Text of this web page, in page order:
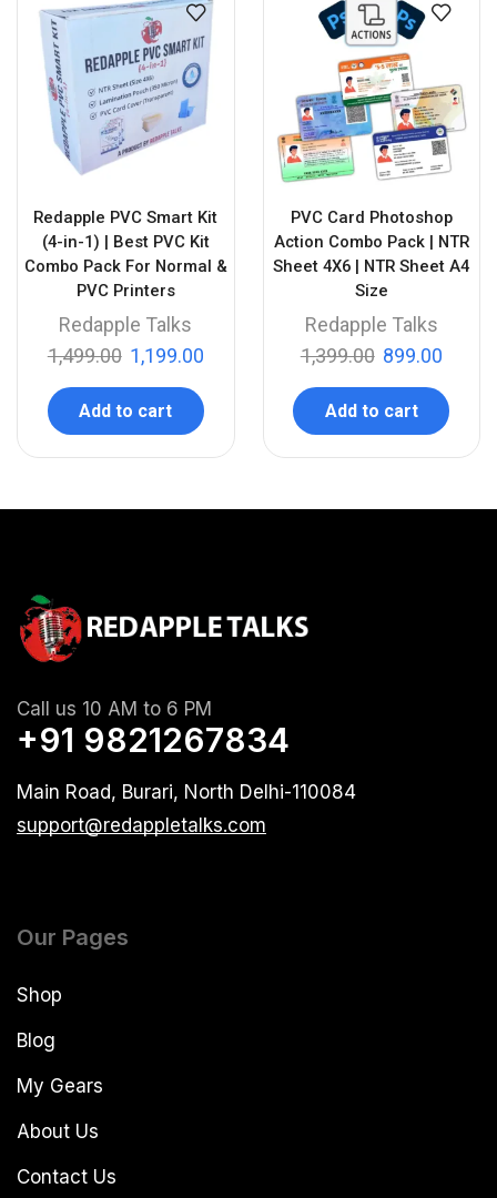
Redapple PVC Smart Kit
(4-in-1) | Best PVC Kit
Combo Pack For Normal &
PVC Printers
Redapple Talks
1,499.00 1,199.00
Add to cart
PVC Card Photoshop
Action Combo Pack | NTR
Sheet 4X6 | NTR Sheet A4
Size
Redapple Talks
1,399.00 899.00
Add to cart
Call us 10 AM to 6 PM
+91 9821267834
Main Road, Burari, North Delhi-110084
support@redappletalks.com
Our Pages
Shop
Blog
My Gears
About Us
Contact Us